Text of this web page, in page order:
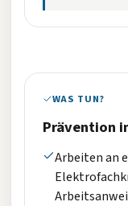
WAS TUN?
Prävention
Arbeiten an